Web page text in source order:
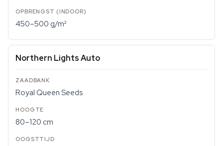
450–500 g/m²
Northern Lights Auto
Royal Queen Seeds
80–120 cm